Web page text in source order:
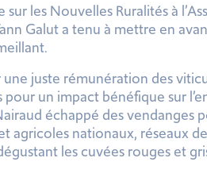
les Nouvelles Ruralités à
Galut a tenu à mettre en
.
juste rémunération des
pour un impact bénéfique sur
échappé des vendanges
agricoles nationaux, réseaux
les cuvées rouges et